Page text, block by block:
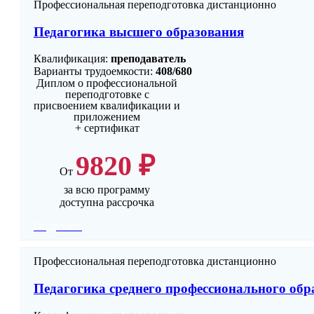
Профессиональная переподготовка дистанционно
Педагогика высшего образования
Квалификация: преподаватель
Варианты трудоемкости: 408/680
Диплом о профессиональной
переподготовке с
присвоением квалификации и
приложением
+ сертификат
От 9820 ₽
за всю программу
доступна рассрочка
Профессиональная переподготовка дистанционно
Педагогика среднего профессионального